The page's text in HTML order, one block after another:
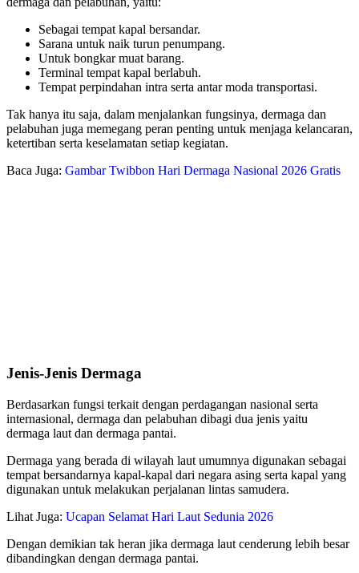
Sebagai tempat kapal bersandar.
Sarana untuk naik turun penumpang.
Untuk bongkar muat barang.
Terminal tempat kapal berlabuh.
Tempat perpindahan intra serta antar moda transportasi.
Tak hanya itu saja, dalam menjalankan fungsinya, dermaga dan
pelabuhan juga memegang peran penting untuk menjaga kelancaran,
ketertiban serta keselamatan setiap kegiatan.
Baca Juga: Gambar Twibbon Hari Dermaga Nasional 2026 Gratis
Jenis-Jenis Dermaga
Berdasarkan fungsi terkait dengan perdagangan nasional serta
internasional, dermaga dan pelabuhan dibagi dua jenis yaitu
dermaga laut dan dermaga pantai.
Dermaga yang berada di wilayah laut umumnya digunakan sebagai
tempat bersandarnya kapal-kapal dari negara asing serta kapal yang
digunakan untuk melakukan perjalanan lintas samudera.
Lihat Juga: Ucapan Selamat Hari Laut Sedunia 2026
Dengan demikian tak heran jika dermaga laut cenderung lebih besar
dibandingkan dengan dermaga pantai.